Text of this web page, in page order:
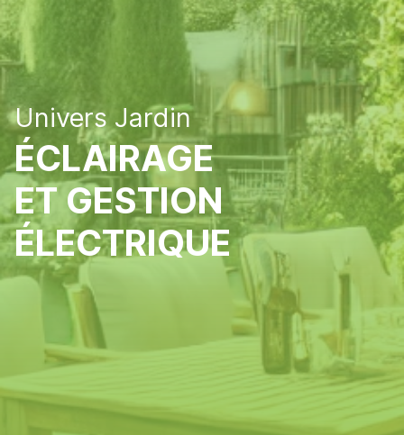
Univers Jardin
ÉCLAIRAGE
ET GESTION
ÉLECTRIQUE